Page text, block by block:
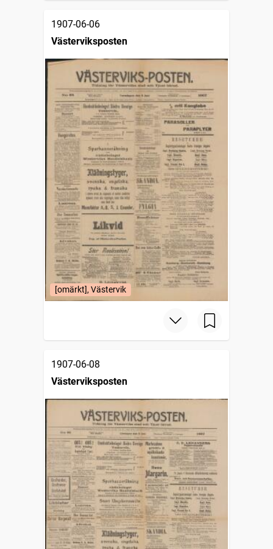
1907-06-06
Västerviksposten
[omärkt], Västervik
1907-06-08
Västerviksposten